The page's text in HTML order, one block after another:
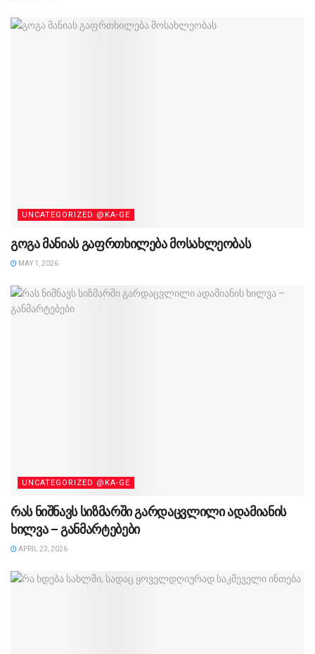
UNCATEGORIZED @KA-GE
გოგა მანიას გაფრთხილება მოსახლეობას
MAY 1, 2026
UNCATEGORIZED @KA-GE
რას ნიშნავს სიზმარში გარდაცვლილი ადამიანის
ხილვა – განმარტებები
APRIL 23, 2026